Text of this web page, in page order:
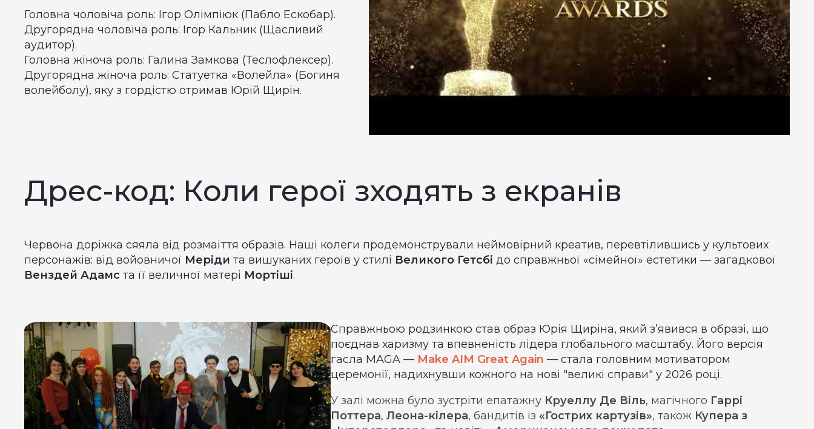
Головна чоловіча роль: Ігор Олімпіюк (Пабло Ескобар).
Другорядна чоловіча роль: Ігор Кальник (Щасливий
аудитор).
Головна жіноча роль: Галина Замкова (Теслофлексер).
Другорядна жіноча роль: Статуетка «Волейла» (Богиня
волейболу), яку з гордістю отримав Юрій Щирін.
Дрес-код: Коли герої зходять з екранів
Червона доріжка сяяла від розмаїття образів. Наші колеги продемонстрували неймовірний креатив, перевтілившись у культових
персонажів: від войовничої Меріди та вишуканих героїв у стилі Великого Гетсбі до справжньої «сімейної» естетики — загадкової
Венздей Адамс та її величної матері Мортіші.
Справжньою родзинкою став образ Юрія Щиріна, який з’явився в образі, що
поєднав харизму та впевненість лідера глобального масштабу. Його версія
гасла MAGA — Make AIM Great Again — стала головним мотиватором
церемонії, надихнувши кожного на нові "великі справи" у 2026 році.
У залі можна було зустріти епатажну Круеллу Де Віль, магічного Гаррі
Поттера, Леона-кілера, бандитів із «Гострих картузів», також Купера з